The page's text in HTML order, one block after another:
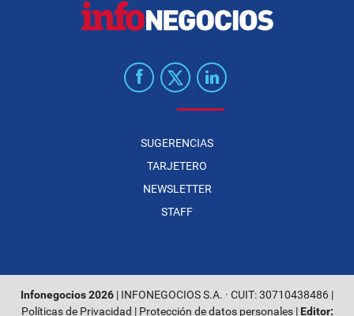
SUGERENCIAS
TARJETERO
NEWSLETTER
STAFF
Infonegocios 2026 | INFONEGOCIOS S.A. · CUIT: 30710438486 |
Políticas de Privacidad | Protección de datos personales| Editor: